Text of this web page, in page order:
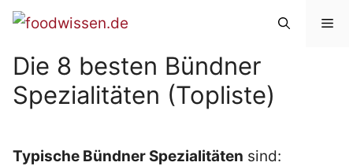
Zum
springen
Die 8 besten Bündner
Spezialitäten (Topliste)
Typische Bündner Spezialitäten sind: